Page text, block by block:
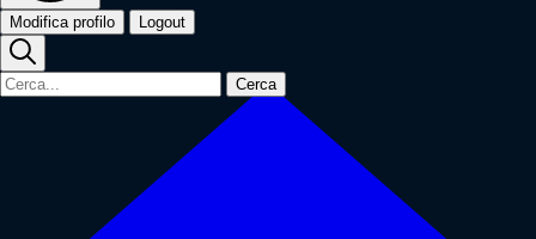
Modifica profilo Logout
Cerca